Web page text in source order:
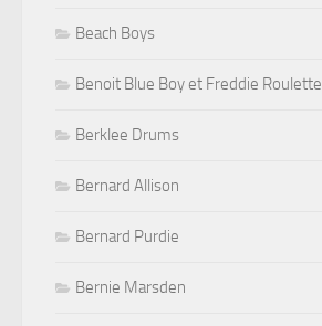
Beach Boys
Benoit Blue Boy et Freddie Roulette
Berklee Drums
Bernard Allison
Bernard Purdie
Bernie Marsden